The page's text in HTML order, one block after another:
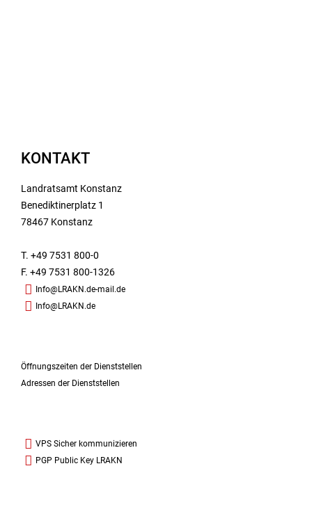
KONTAKT
Landratsamt Konstanz
Benediktinerplatz 1
78467 Konstanz
T. +49 7531 800-0
F. +49 7531 800-1326
Info@LRAKN.de-mail.de
Info@LRAKN.de
Öffnungszeiten der Dienststellen
Adressen der Dienststellen
VPS Sicher kommunizieren
PGP Public Key LRAKN